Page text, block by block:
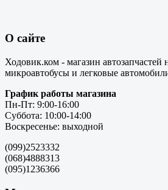
О сайте
Ходовик.ком - магазин автозапчастей
микроавтобусы и легковые
График работы магазина
Пн-Пт: 9:00-16:00
Суббота: 10:00-14:00
Воскресенье: выходной
(099)2523332
(068)4888313
(095)1236366